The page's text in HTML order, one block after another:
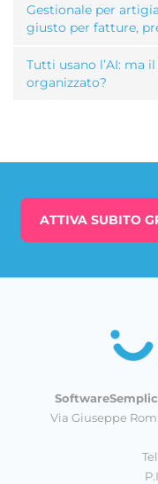
Gestionale per
giusto per fatture,
Tutti usano l’AI: ma
organizzato?
ATTIVA SUBITO
Via Giuseppe